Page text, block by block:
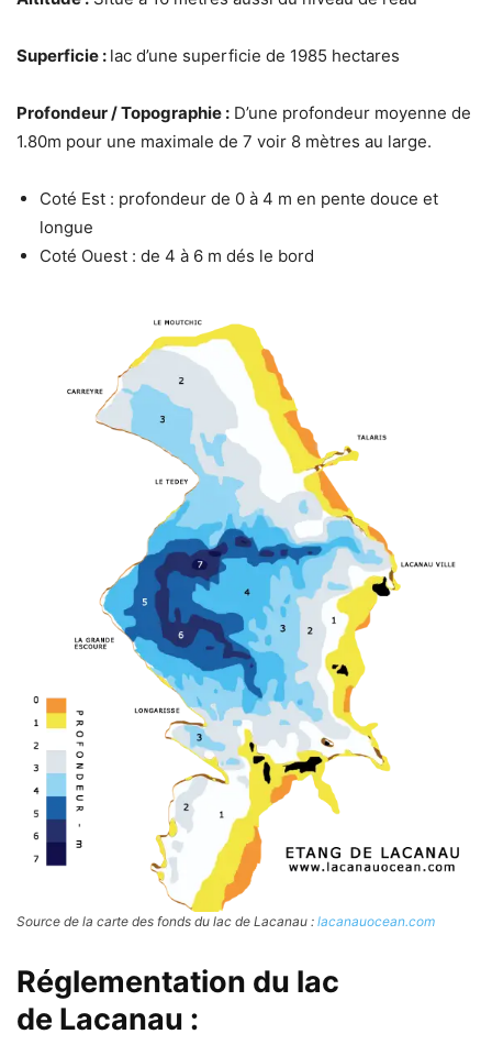
Superficie : lac d’une superficie de 1985 hectares
Profondeur / Topographie : D’une profondeur moyenne de
1.80m pour une maximale de 7 voir 8 mètres au large.
Coté Est : profondeur de 0 à 4 m en pente douce et
longue
Coté Ouest : de 4 à 6 m dés le bord
Source de la carte des fonds du lac de Lacanau : lacanauocean.com
Réglementation du lac
de Lacanau :